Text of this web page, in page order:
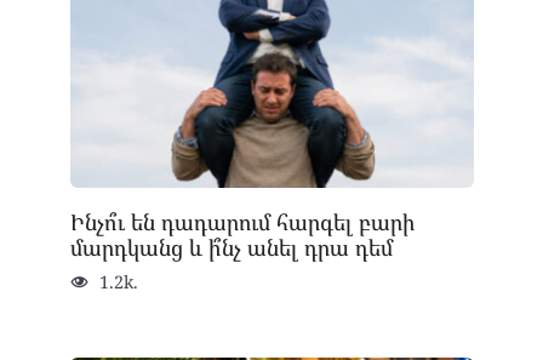
Ինչո՞ւ են դադարում հարգել բարի
մարդկանց և ի՞նչ անել դրա դեմ
1.2k.